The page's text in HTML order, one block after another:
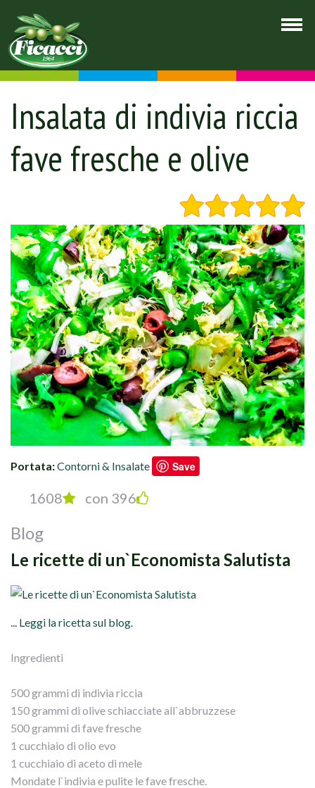
Insalata di indivia riccia
fave fresche e olive
Portata:Contorni & Insalate Save
1608 con 396
Blog
Le ricette di un`Economista Salutista
... Leggi la ricetta sul blog.
Ingredienti
500 grammi di indivia riccia
150 grammi di olive schiacciate all`abbruzzese
500 grammi di fave fresche
1 cucchiaio di olio evo
1 cucchiaio di aceto di mele
Mondate l`indivia e pulite le fave fresche.